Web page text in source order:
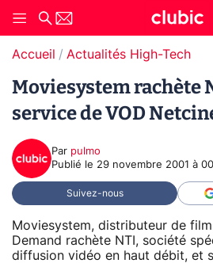
Accueil Actualités High-Tech
Moviesystem rachète
service de VOD
Par pulmo
Publié le 29 novembre 2001 à
Suivez-nous
Moviesystem, distributeur de
Demand rachète NTI, société
diffusion vidéo en haut débit, et